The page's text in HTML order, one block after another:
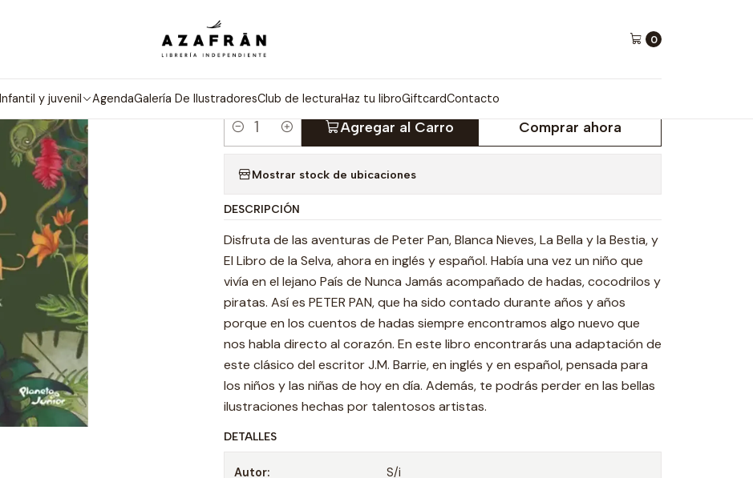
0
Infantil y juvenil AgendaGalería De IlustradoresClub de lecturaHaz tu libroGiftcardContacto
EL LIBRO DE LA SELVA BILINGUE
Cantidad
Agregar al Carro Comprar ahora
Mostrar stock de ubicaciones
DESCRIPCIÓN
Disfruta de las aventuras de Peter Pan, Blanca Nieves, La Bella y la Bestia, y
El Libro de la Selva, ahora en inglés y español. Había una vez un niño que
vivía en el lejano País de Nunca Jamás acompañado de hadas, cocodrilos y
piratas. Así es PETER PAN, que ha sido contado durante años y años
porque en los cuentos de hadas siempre encontramos algo nuevo que
nos habla directo al corazón. En este libro encontrarás una adaptación de
este clásico del escritor J.M. Barrie, en inglés y en español, pensada para
los niños y las niñas de hoy en día. Además, te podrás perder en las bellas
ilustraciones hechas por talentosos artistas.
DETALLES
Autor: S/i